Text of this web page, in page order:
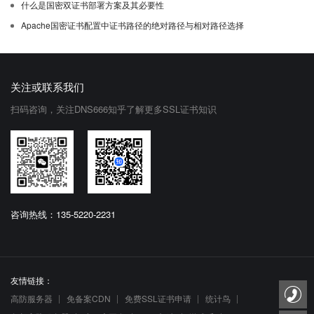
什么是国密双证书部署方案及其必要性
Apache国密证书配置中证书路径的绝对路径与相对路径选择
关注或联系我们
扫码咨询，关注DNS666知乎了解更多SSL证书知识
咨询热线：135-5220-2231
友情链接：
高防服务器
免备案CDN 免费SSL证书申请
统计鸟